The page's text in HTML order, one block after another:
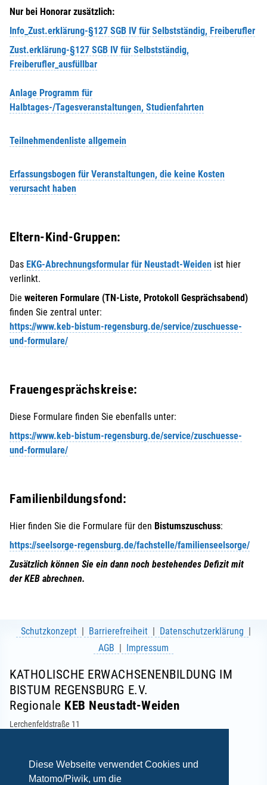
Diese Webseite verwendet Cookies und
Matomo/Piwik, um die
Nur bei Honorar zusätzlich:
Info_Zust.erklärung-§127 SGB IV für Selbstständig, Freiberufler
Zust.erklärung-§127 SGB IV für Selbstständig,
Freiberufler_ausfüllbar
Anlage Programm für
Halbtages-/Tagesveranstaltungen, Studienfahrten
Teilnehmendenliste allgemein
Erfassungsbogen für Veranstaltungen, die keine Kosten
verursacht haben
Eltern-Kind-Gruppen:
Das EKG-Abrechnungsformular für Neustadt-Weiden ist hier
verlinkt.
Die weiteren Formulare (TN-Liste, Protokoll Gesprächsabend)
finden Sie zentral unter:
https://www.keb-bistum-regensburg.de/service/zuschuesse-
und-formulare/
Frauengesprächskreise:
Diese Formulare finden Sie ebenfalls unter:
https://www.keb-bistum-regensburg.de/service/zuschuesse-
und-formulare/
Familienbildungsfond:
Hier finden Sie die Formulare für den Bistumszuschuss:
https://seelsorge-regensburg.de/fachstelle/familienseelsorge/
Zusätzlich können Sie ein dann noch bestehendes Defizit mit
der KEB abrechnen.
Schutzkonzept Barrierefreiheit
Datenschutzerklärung
AGB
Impressum
KATHOLISCHE ERWACHSENENBILDUNG IM
BISTUM REGENSBURG E.V.
Regionale KEB Neustadt-Weiden
Lerchenfeldstraße 11
E-Mail:info(at)keb-neustadt-weiden.de